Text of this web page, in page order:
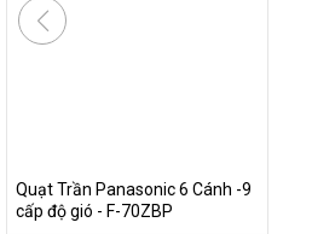
Quạt Trần Panasonic 6 Cánh -9
cấp độ gió - F-70ZBP